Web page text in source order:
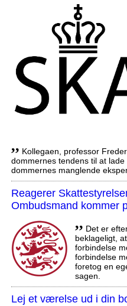
,, Kollegaen, professor
dommernes tendens til at
dommernes manglende
Reagerer
Ombudsmand kommer
,, Det er
beklageligt,
forbindelse
forbindelse
foretog en
sagen.
Lej et værelse ud i din